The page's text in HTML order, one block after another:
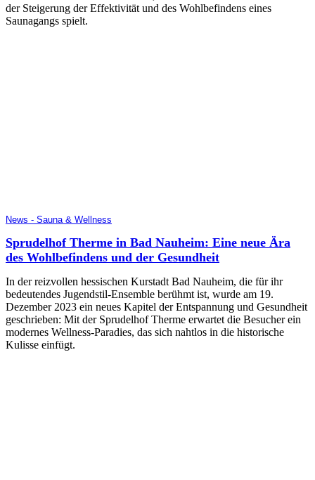
der Steigerung der Effektivität und des Wohlbefindens eines
Saunagangs spielt.
News - Sauna & Wellness
Sprudelhof Therme in Bad Nauheim: Eine neue Ära
des Wohlbefindens und der Gesundheit
In der reizvollen hessischen Kurstadt Bad Nauheim, die für ihr
bedeutendes Jugendstil-Ensemble berühmt ist, wurde am 19.
Dezember 2023 ein neues Kapitel der Entspannung und Gesundheit
geschrieben: Mit der Sprudelhof Therme erwartet die Besucher ein
modernes Wellness-Paradies, das sich nahtlos in die historische
Kulisse einfügt.